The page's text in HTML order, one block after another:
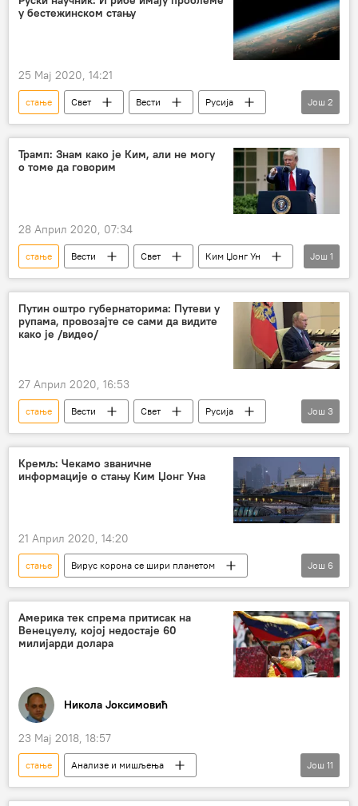
у бестежинском стању
25 Мај 2020, 14:21
стање Свет Вести
Русија
Међународна свемирска станица
рибе
Још 2
Трамп: Знам како је Ким, али не могу
о томе да говорим
28 Април 2020, 07:34
стање Вести Свет
Ким Џонг Ун
Здравље
Још 1
Путин оштро губернаторима: Путеви у
рупама, провозајте се сами да видите
како је /видео/
27 Април 2020, 16:53
стање Вести Свет
Русија
Владимир Путин
путеви Регион
Још 3
Кремљ: Чекамо званичне
информације о стању Ким Џонг Уна
21 Април 2020, 14:20
стање
Вирус корона се шири планетом
Вести
Свет
Русија
Северна Кореја
Још 6
Америка тек спрема притисак на
Венецуелу, којој недостаје 60
милијарди долара
Никола Јоксимовић
23 Мај 2018, 18:57
стање
Анализе и мишљења
Коментари и Аналитика
Венецуела
Још 11